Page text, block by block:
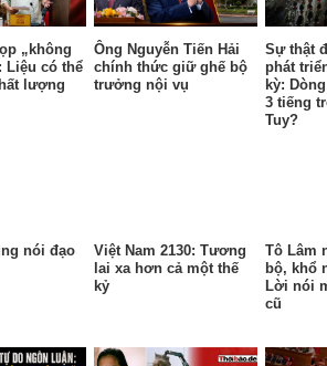
„không
Liệu có thể
lượng
Ông Nguyễn Tiến Hải
chính thức giữ ghế bộ
trưởng nội vụ
Sự thật
phát
kỳ:
3 tiếng
Tuy?
nói đạo
Việt Nam 2130: Tương
lai xa hơn cả một thế
kỷ
Tô Lâm
bộ, khổ
Lời nói
cũ